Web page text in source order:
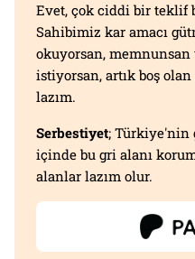
Evet, çok ciddi bir teklif
Sahibimiz kar amacı
okuyorsan,
istiyorsan, artık boş
lazım.
Serbestiyet; Türkiye'nin
içinde bu gri alanı
alanlar lazım olur.